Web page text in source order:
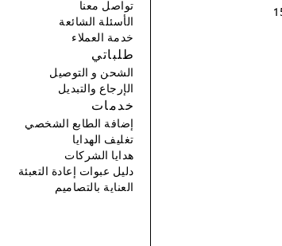
تواصل معنا
الأسئلة الشائعة
خدمة العملاء
طلباتي
الشحن و التوصيل
الإرجاع والتبديل
خدمات
إضافة الطابع الشخصي
تغليف الهدايا
هدايا الشركات
دليل عبوات إعادة التعبئة
العناية بالتصاميم